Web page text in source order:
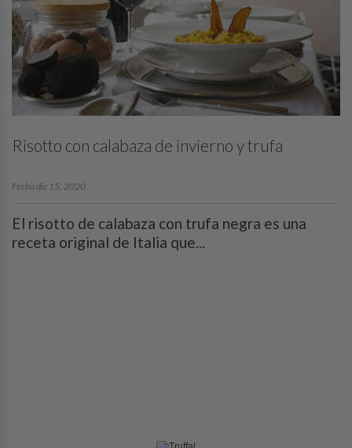
Risotto con calabaza de invierno y trufa
Fecha dic 15, 2020
El risotto de calabaza con trufa negra es una
receta original de Italia que...